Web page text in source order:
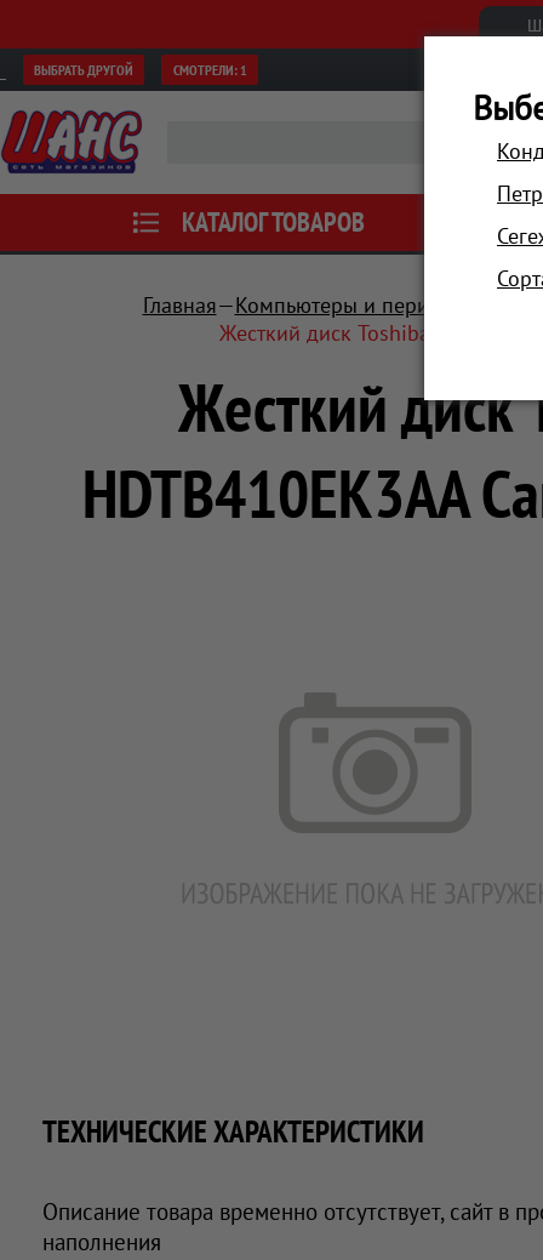
ВЫБРАТЬ ДРУГОЙ СМОТРЕЛИ: 1
КАТАЛОГ ТОВАРОВ АКЦИИ
Главная Компьютеры и периферия
Жесткий диск Toshiba USB 3.0
Жесткий диск
HDTB410EK3AA
ТЕХНИЧЕСКИЕ ХАРАКТЕРИСТИКИ
Описание товара временно отсутствует, сайт в
наполнения